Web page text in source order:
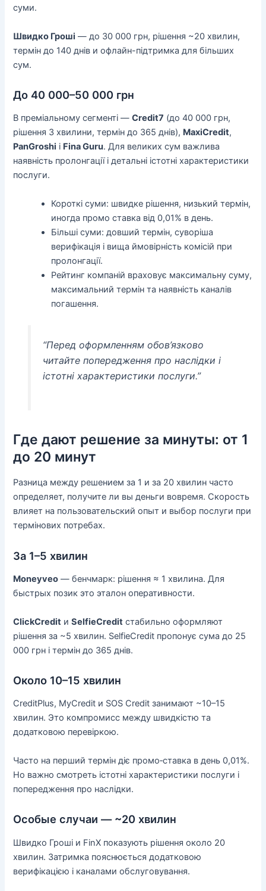
суми.
Швидко Гроші — до 30 000 грн, рішення ~20 хвилин,
термін до 140 днів и офлайн-підтримка для більших
сум.
До 40 000–50 000 грн
В преміальному сегменті —Credit7 (до 40 000 грн,
рішення 3 хвилини, термін до 365 днів), MaxiCredit,
PanGroshi і Fina Guru. Для великих сум важлива
наявність пролонгації і детальні істотні характеристики
послуги.
Короткі суми: швидке рішення, низький термін,
иногда промо ставка від 0,01% в день.
Більші суми: довший термін, суворіша
верифікація і вища ймовірність комісій при
пролонгації.
Рейтинг компаній враховує максимальну суму,
максимальний термін та наявність каналів
погашення.
“Перед оформленням обов’язково
читайте попередження про наслідки і
істотні характеристики послуги.”
Где дают решение за минуты: от 1
до 20 минут
Разница между решением за 1 и за 20 хвилин часто
определяет, получите ли вы деньги вовремя. Скорость
влияет на пользовательский опыт и выбор послуги при
термінових потребах.
За 1–5 хвилин
Moneyveo — бенчмарк: рішення ≈ 1 хвилина. Для
быстрых позик это эталон оперативности.
ClickCredit иSelfieCredit стабильно оформляют
рішення за ~5 хвилин. SelfieCredit пропонує сума до 25
000 грн і термін до 365 днів.
Около 10–15 хвилин
CreditPlus, MyCredit и SOS Credit занимают ~10–15
хвилин. Это компромисс между швидкістю та
додатковою перевіркою.
Часто на перший термін діє промо‑ставка в день 0,01%.
Но важно смотреть істотні характеристики послуги і
попередження про наслідки.
Особые случаи — ~20 хвилин
Швидко Гроші и FinX показують рішення около 20
хвилин. Затримка пояснюється додатковою
верифікацією і каналами обслуговування.